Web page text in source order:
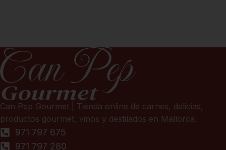
Can Pep Gourmet | Tienda online de carnes, delicias,
productos gourmet, vinos y destilados en Mallorca.
971 797 675
971 797 280